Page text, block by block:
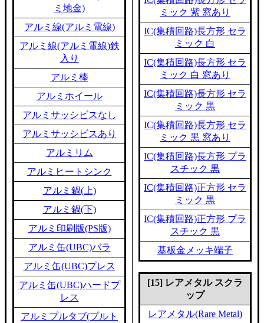
ミ地金)
アルミ線(アルミ電線)
アルミ線(アルミ電線)鉄
入り
アルミ棒
アルミホイール
アルミサッシビスなし
アルミサッシビスあり
アルミリム
アルミヒートシンク
アルミ鍋(上)
アルミ鍋(下)
アルミ印刷版(PS版)
アルミ缶(UBC)バラ
アルミ缶(UBC)プレス
アルミ缶(UBC)ハードプ
レス
アルミプルタブ(プルト
ミック 紫 窓あり
IC(集積回路)長方形 セラ
ミック 白
IC(集積回路)長方形 セラ
ミック 白 窓あり
IC(集積回路)長方形 セラ
ミック 黒
IC(集積回路)長方形 セラ
ミック 黒 窓あり
IC(集積回路)長方形 プラ
スチック 黒
IC(集積回路)正方形 セラ
ミック 黒
IC(集積回路)正方形 プラ
スチック 黒
基板金メッキ端子
[15] レアメタル スクラ
ップ
レアメタル(Rare Metal)